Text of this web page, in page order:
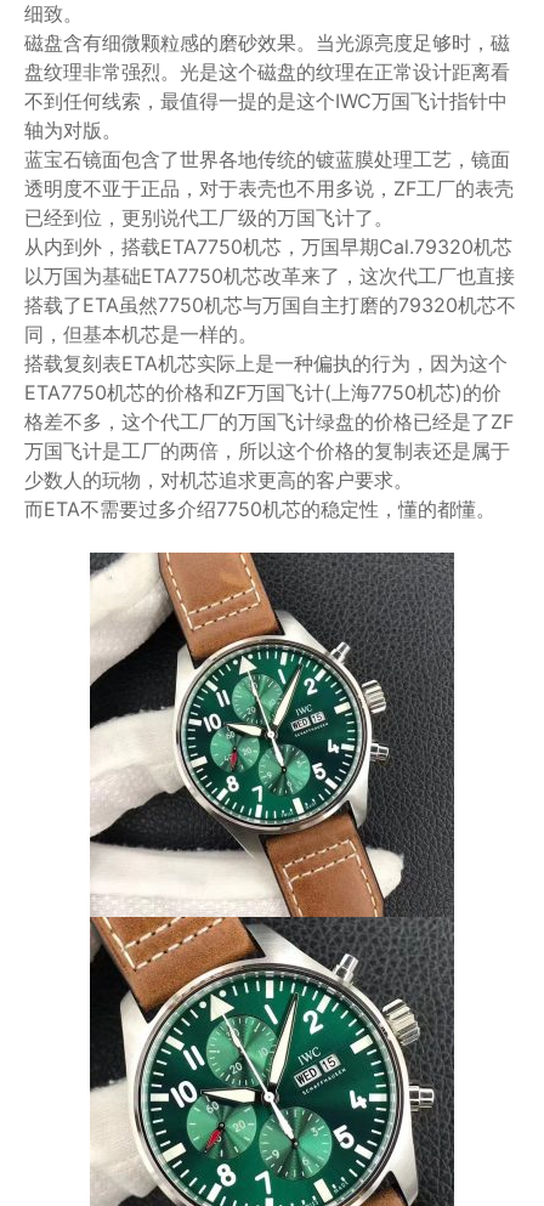
细致。
磁盘含有细微颗粒感的磨砂效果。当光源亮度足够时，磁
盘纹理非常强烈。光是这个磁盘的纹理在正常设计距离看
不到任何线索，最值得一提的是这个IWC万国飞计指针中
轴为对版。
蓝宝石镜面包含了世界各地传统的镀蓝膜处理工艺，镜面
透明度不亚于正品，对于表壳也不用多说，ZF工厂的表壳
已经到位，更别说代工厂级的万国飞计了。
从内到外，搭载ETA7750机芯，万国早期Cal.79320机芯
以万国为基础ETA7750机芯改革来了，这次代工厂也直接
搭载了ETA虽然7750机芯与万国自主打磨的79320机芯不
同，但基本机芯是一样的。
搭载复刻表ETA机芯实际上是一种偏执的行为，因为这个
ETA7750机芯的价格和ZF万国飞计(上海7750机芯)的价
格差不多，这个代工厂的万国飞计绿盘的价格已经是了ZF
万国飞计是工厂的两倍，所以这个价格的复制表还是属于
少数人的玩物，对机芯追求更高的客户要求。
而ETA不需要过多介绍7750机芯的稳定性，懂的都懂。